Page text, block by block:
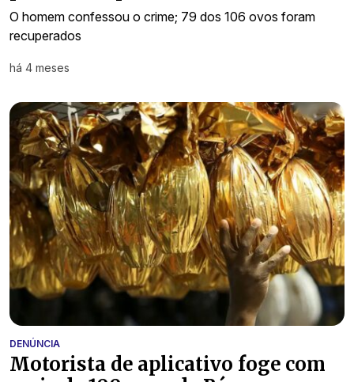
O homem confessou o crime; 79 dos 106 ovos foram
recuperados
há 4 meses
DENÚNCIA
Motorista de aplicativo foge com